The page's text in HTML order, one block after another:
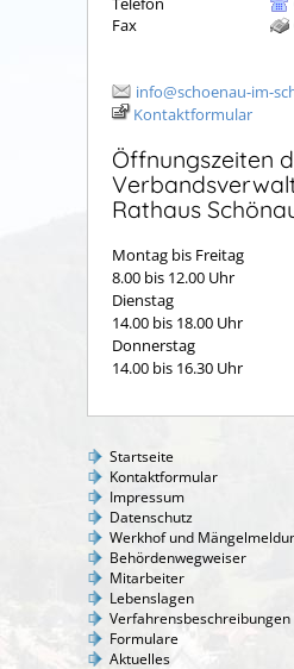
Fax
info@schoenau-im-
Kontaktformular
Öffnungszeiten
Rathaus
Montag bis Freitag
8.00 bis 12.00 Uhr
Dienstag
14.00 bis 18.00 Uhr
Donnerstag
14.00 bis 16.30 Uhr
Startseite
Kontaktformular
Impressum
Datenschutz
Werkhof und
Behördenwegweiser
Mitarbeiter
Lebenslagen
Verfahrensbeschreibungen
Formulare
Aktuelles